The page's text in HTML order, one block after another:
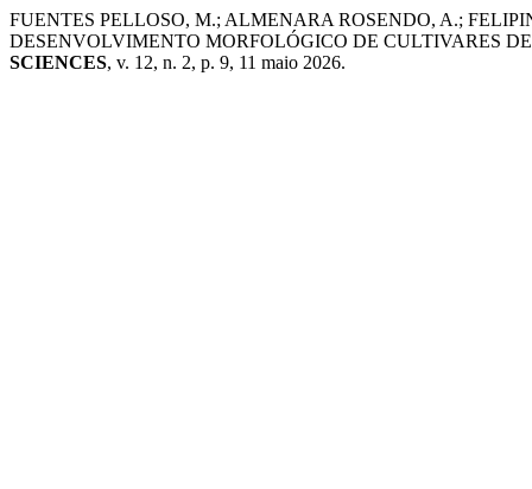
FUENTES PELLOSO, M.; ALMENARA ROSENDO, A.;
DESENVOLVIMENTO MORFOLÓGICO DE CULTIVARES
SCIENCES, v. 12, n. 2, p. 9, 11 maio 2026.